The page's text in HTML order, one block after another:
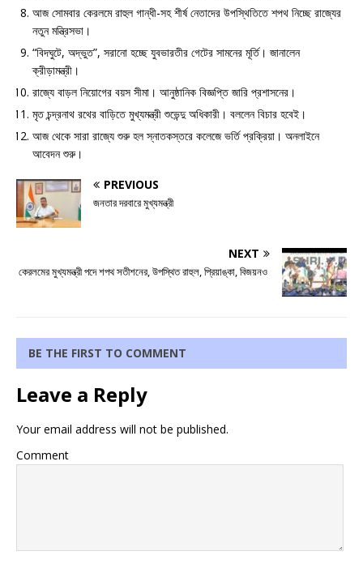
আজ সোমবার কেরলমে রাহুল গান্ধী-সহ শীর্ষ নেতাদের উপস্থিতিতে শপথ নিচ্ছে রাজ্যের
নতুন মন্ত্রিসভা।
“বিদঘুটে, অদ্ভুত”, সরানো হচ্ছে যুবভারতীর গেটের সামনের মূর্তি। জানালেন
ক্রীড়ামন্ত্রী।
রাজ্যে বাড়ল নিয়োগের বয়স সীমা। আনুষ্ঠানিক বিজ্ঞপ্তি জারি প্রশাসনের।
মৃত চন্দ্রনাথ রথের বাড়িতে মুখ্যমন্ত্রী শুভেন্দু অধিকারী। বললেন বিচার হবেই।
আজ থেকে সারা রাজ্যে শুরু হল স্নাতকস্তরে কলেজে ভর্তি প্রক্রিয়া। অনলাইনে
আবেদন শুরু।
PREVIOUS
জনতার দরবারে মুখ্যমন্ত্রী
NEXT
কেরলমের মুখ্যমন্ত্রী পদে শপথ সতীশনের, উপস্থিত রাহুল, প্রিয়াঙ্কা, বিজয়নও
BE THE FIRST TO COMMENT
Leave a Reply
Your email address will not be published.
Comment